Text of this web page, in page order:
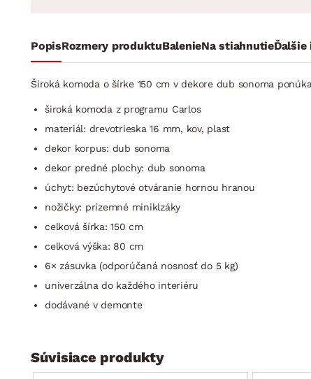
PopisRozmery produktuBalenieNa stiahnutieĎalšie
Široká komoda o šírke 150 cm v dekore dub sonoma
široká komoda z programu Carlos
materiál: drevotrieska 16 mm, kov, plast
dekor korpus: dub sonoma
dekor predné plochy: dub sonoma
úchyt: bezúchytové otváranie hornou hranou
nožičky: prízemné miniklzáky
celková šírka: 150 cm
celková výška: 80 cm
6× zásuvka (odporúčaná nosnosť do 5 kg)
univerzálna do každého interiéru
dodávané v demonte
Súvisiace produkty